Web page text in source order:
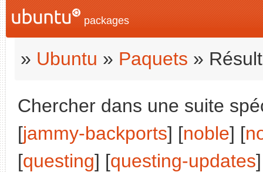
packages
» Ubuntu » Paquets »
Chercher dans une suite
[jammy-backports] [noble] [
[questing] [questing-updates